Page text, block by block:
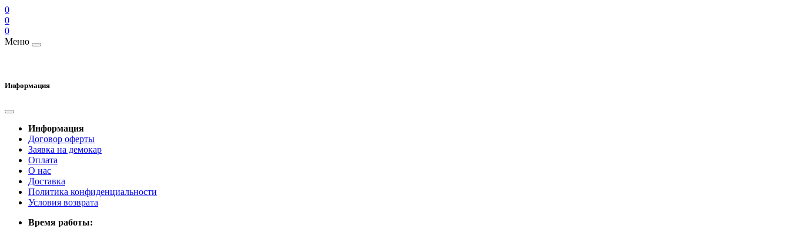
0
0
0
Меню
Информация
Информация
Договор оферты
Заявка на демокар
Оплата
О нас
Доставка
Политика конфиденциальности
Условия возврата
Время работы: